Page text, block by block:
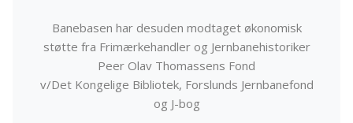
Banebasen har desuden modtaget økonomisk
støtte fra Frimærkehandler og Jernbanehistoriker
Peer Olav Thomassens Fond
v/Det Kongelige Bibliotek, Forslunds Jernbanefond
og J-bog